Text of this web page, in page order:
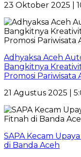
23 Oktober 2025 |
Adhyaksa Aceh
Bangkitnya
Promosi Pariwisata
21 Agustus 2025 |
SAPA Kecam
di Banda Aceh